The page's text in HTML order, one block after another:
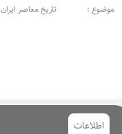
موضوع :
تاریخ معاصر ایران
اطلاعات